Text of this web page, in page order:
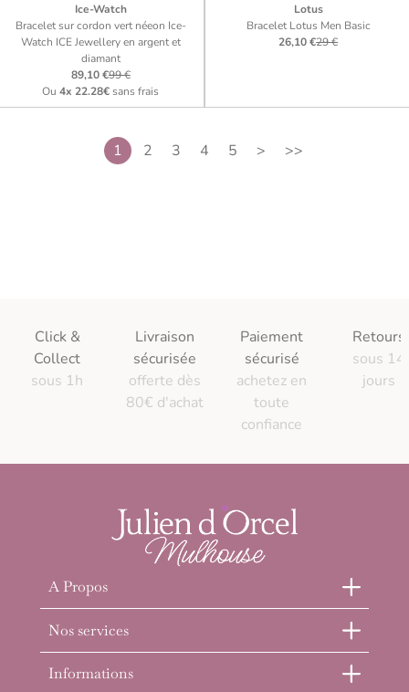
Ice-Watch
Bracelet sur cordon vert néeon Ice-
Watch ICE Jewellery en argent et
diamant
89,10 €99 €
Ou4x 22.28€sans frais
Lotus
Bracelet Lotus Men Basic
26,10 €29 €
1 2 3 4 5 > >>
Click &
Collect
sous 1h
Livraison
sécurisée
offerte dès
80€ d'achat
Paiement
sécurisé
achetez en
toute
confiance
Retours
sous 14
jours
A Propos
Nos services
Informations